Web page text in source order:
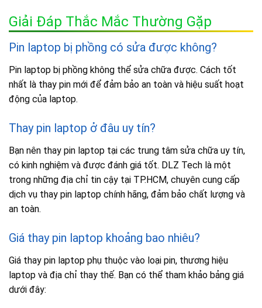
Giải Đáp Thắc Mắc Thường Gặp
Pin laptop bị phồng có sửa được không?
Pin laptop bị phồng không thể sửa chữa được. Cách tốt
nhất là thay pin mới để đảm bảo an toàn và hiệu suất hoạt
động của laptop.
Thay pin laptop ở đâu uy tín?
Bạn nên thay pin laptop tại các trung tâm sửa chữa uy tín,
có kinh nghiệm và được đánh giá tốt. DLZ Tech là một
trong những địa chỉ tin cậy tại TP.HCM, chuyên cung cấp
dịch vụ thay pin laptop chính hãng, đảm bảo chất lượng và
an toàn.
Giá thay pin laptop khoảng bao nhiêu?
Giá thay pin laptop phụ thuộc vào loại pin, thương hiệu
laptop và địa chỉ thay thế. Bạn có thể tham khảo bảng giá
dưới đây: